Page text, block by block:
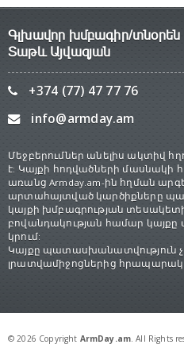
Գլխավոր խմբագիր/տնօրեն
Տաթև Այվազյան
+374 (77) 47 77 76
info@armday.am
Մեջբերումներ անելիս ակտիվ
է: Կայքի հոդվածների մասնակի
առանց Armday.am-ին հղման
արտահայտված կարծիքները
կայքի խմբագրության
բովանդակության համար
կրում:
Կայքը պատասխանատվություն չի
լրատվամիջոցներից
© 2026 Copyright ArmDay.am. All Rights